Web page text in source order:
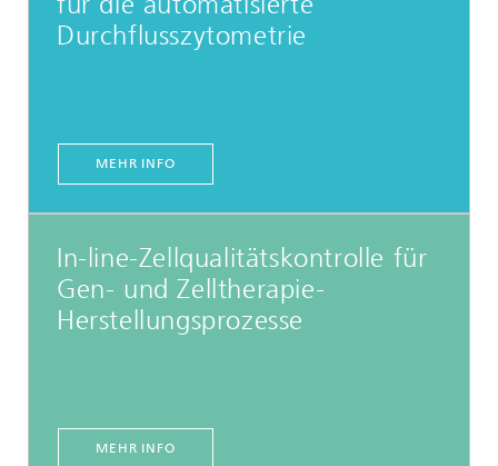
Durchflusszytometrie
MEHR INFO
In-line-Zellqualitätskontrolle für
Gen- und Zelltherapie-
Herstellungsprozesse
MEHR INFO